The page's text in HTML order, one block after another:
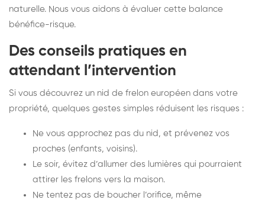
naturelle. Nous vous aidons à évaluer cette balance
bénéfice-risque.
Des conseils pratiques en
attendant l’intervention
Si vous découvrez un nid de frelon européen dans votre
propriété, quelques gestes simples réduisent les risques :
Ne vous approchez pas du nid, et prévenez vos
proches (enfants, voisins).
Le soir, évitez d’allumer des lumières qui pourraient
attirer les frelons vers la maison.
Ne tentez pas de boucher l’orifice, même